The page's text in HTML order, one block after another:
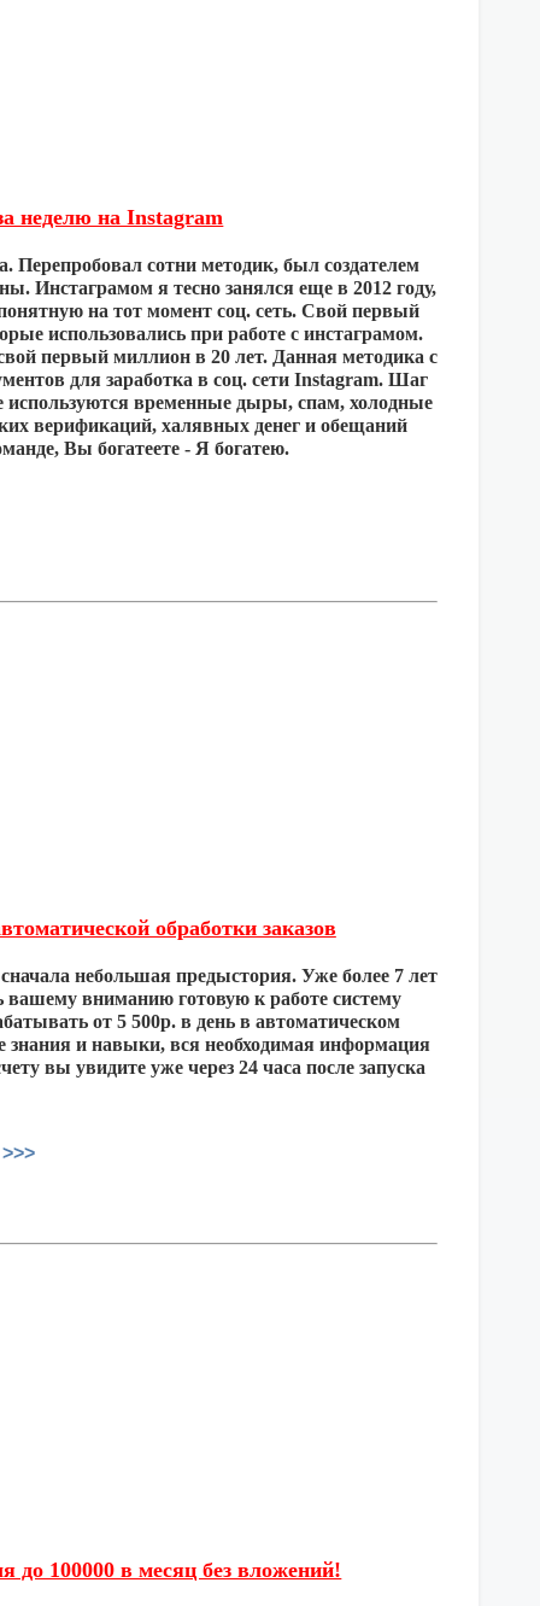
неделю на Instagram
Перепробовал сотни методик, был создателем
Инстаграмом я тесно занялся еще в 2012 году,
на тот момент соц. сеть. Свой первый
использовались при работе с инстаграмом.
первый миллион в 20 лет. Данная методика с
для заработка в соц. сети Instagram. Шаг
используются временные дыры, спам, холодные
верификаций, халявных денег и обещаний
Вы богатеете - Я богатею.
обработки заказов
небольшая предыстория. Уже более 7 лет
вашему вниманию готовую к работе систему
от 5 500р. в день в автоматическом
и навыки, вся необходимая информация
вы увидите уже через 24 часа после запуска
100000 в месяц без вложений!